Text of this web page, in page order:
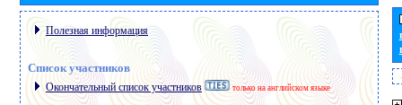
Полезная информация
Список участников
Окончательный список участников только на английском языке